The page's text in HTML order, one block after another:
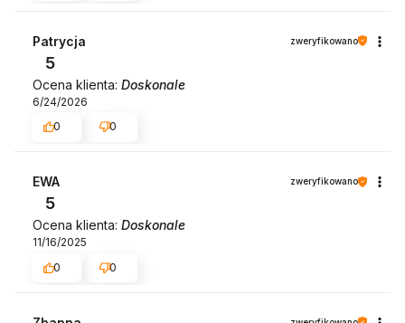
Patrycja zweryfikowano
5
Ocena klienta: Doskonale
6/24/2026
0
0
EWA zweryfikowano
5
Ocena klienta: Doskonale
11/16/2025
0
0